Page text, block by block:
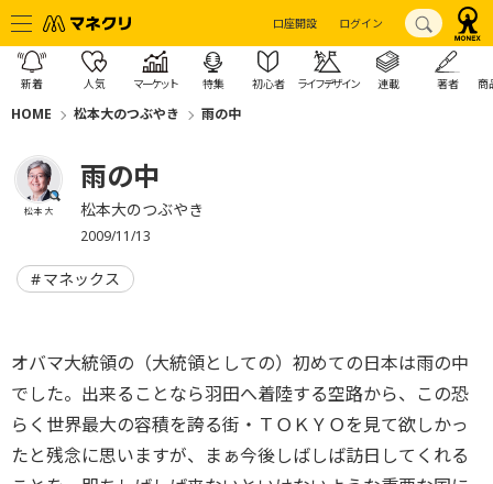
口座開設 ログイン
新着 人気 マーケット 特集 初心者 ライフデザイン 連載 著者 商
HOME 松本大のつぶやき 雨の中
松本 大
雨の中
松本大のつぶやき
2009/11/13
マネックス
オバマ大統領の（大統領としての）初めての日本は雨の中
でした。出来ることなら羽田へ着陸する空路から、この恐
らく世界最大の容積を誇る街・ＴＯＫＹＯを見て欲しかっ
たと残念に思いますが、まぁ今後しばしば訪日してくれる